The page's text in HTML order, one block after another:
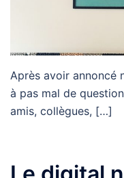
Après avoir annoncé
à pas mal de
amis, collègues, […]